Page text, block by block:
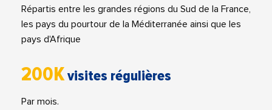
Répartis entre les grandes régions du Sud de la France,
les pays du pourtour de la Méditerranée ainsi que les
pays d'Afrique
200Kvisites régulières
Par mois.